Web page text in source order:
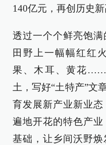
140亿元，再创历史新
透过一个个鲜亮饱
田野上一幅幅红红
果、木耳、黄花
土，写好“土特产”文
育发展新产业新业态
遍地开花的特色产
基础，让乡间沃野